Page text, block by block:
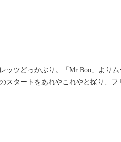
ッツどっかぶり。「Mr Boo」より
スタートをあれやこれやと探り、